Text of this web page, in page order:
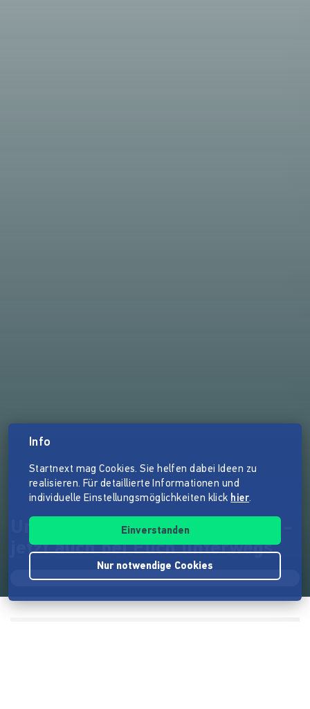
Unverpackt Rheinhessen Mobil -
jetzt auch bei Euch unterwegs
Info
Startnext mag Cookies. Sie helfen dabei Ideen zu
realisieren. Für detaillierte Informationen und
individuelle Einstellungsmöglichkeiten klick hier.
Einverstanden
Nur notwendige Cookies